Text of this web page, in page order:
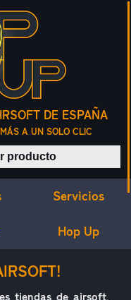
DE ESPAÑA
A UN SOLO CLIC
productos
Servicios
Hop Up
tiendas de airsoft,